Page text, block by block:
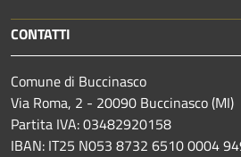
CONTATTI
Comune di Buccinasco
Via Roma, 2 - 20090 Buccinasco (MI)
Partita IVA: 03482920158
IBAN: IT25 N053 8732 6510 0004